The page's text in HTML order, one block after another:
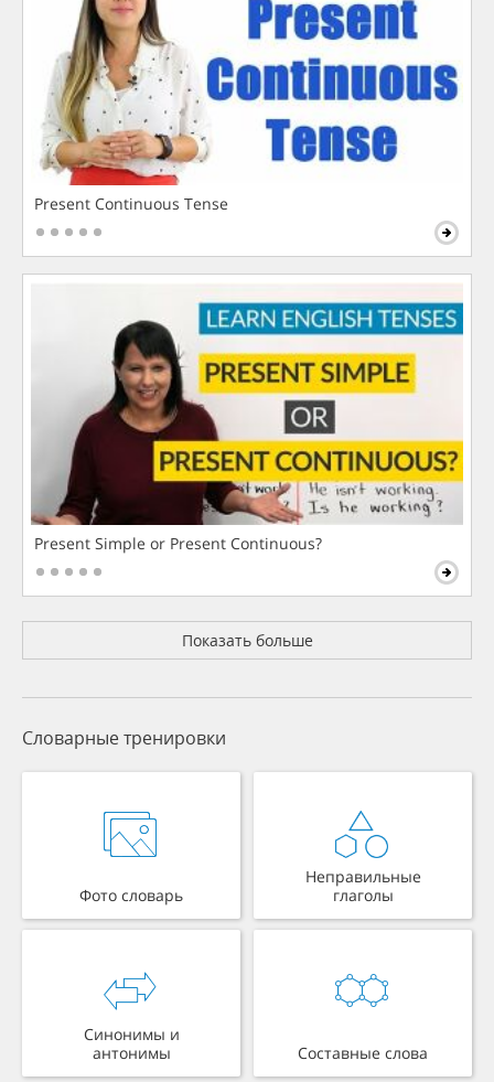
Present Continuous Tense
Present Simple or Present Continuous?
Показать больше
Словарные тренировки
Фото словарь
Неправильные
глаголы
Синонимы и
антонимы
Составные слова